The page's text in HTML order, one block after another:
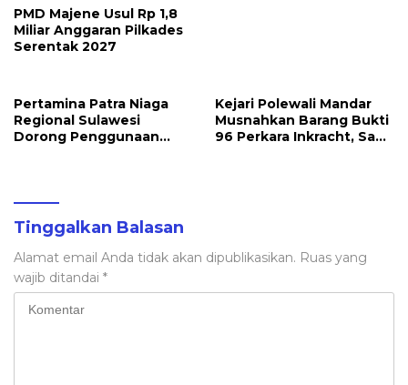
PMD Majene Usul Rp 1,8
Miliar Anggaran Pilkades
Serentak 2027
Pertamina Patra Niaga
Regional Sulawesi
Dorong Penggunaan
Kejari Polewali Mandar
Musnahkan Barang Bukti
96 Perkara Inkracht, Sabu
Tinggalkan Balasan
Alamat email Anda tidak akan dipublikasikan. Ruas yang
wajib ditandai *